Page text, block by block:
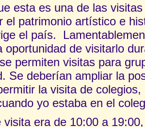
esta es una de las
el patrimonio artístico e
el país.
oportunidad de visitarlo
permiten visitas para
Se deberían ampliar la
la visita de
yo estaba en el
visita era de 10:00 a